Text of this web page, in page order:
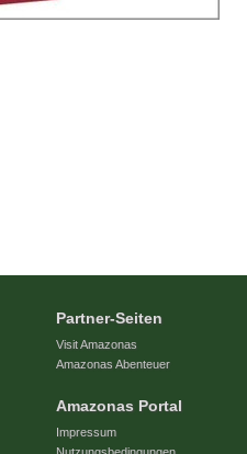
Partner-Seiten
Visit Amazonas
Amazonas Abenteuer
Amazonas Portal
Impressum